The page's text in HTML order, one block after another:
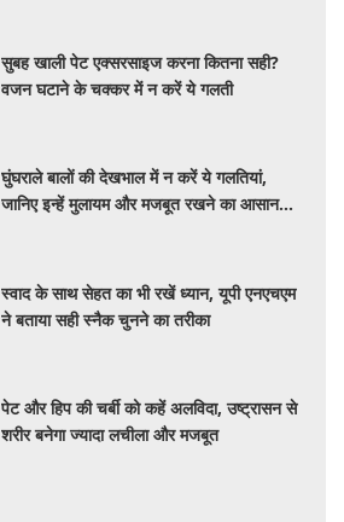
सुबह खाली पेट एक्सरसाइज करना कितना सही?
वजन घटाने के चक्कर में न करें ये गलती
घुंघराले बालों की देखभाल में न करें ये गलतियां,
जानिए इन्हें मुलायम और मजबूत रखने का आसान
स्वाद के साथ सेहत का भी रखें ध्यान, यूपी एनएचएम
ने बताया सही स्नैक चुनने का तरीका
पेट और हिप की चर्बी को कहें अलविदा, उष्ट्रासन से
शरीर बनेगा ज्यादा लचीला और मजबूत